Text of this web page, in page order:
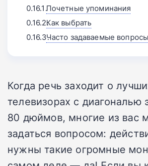
Почетные упоминания
Как выбрать
Часто задаваемые вопросы
Когда речь заходит о
телевизорах с диагональю
80 дюймов, многие из вас
задаться вопросом:
нужны такие огромные